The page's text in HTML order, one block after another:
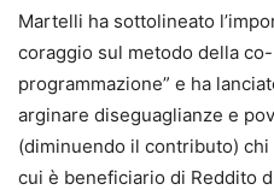
Martelli ha sottolineato
coraggio sul metodo della
programmazione” e ha
arginare diseguaglianze e
(diminuendo il contributo)
cui è beneficiario di Reddito